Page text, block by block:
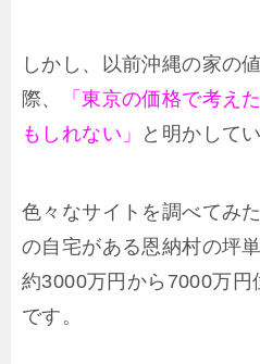
しかし、以前沖縄の家の
際、
「東京の価格で考え
もしれない」
と明かして
色々なサイトを調べてみ
の自宅がある恩納村の坪
約3000万円から7000万円
です。